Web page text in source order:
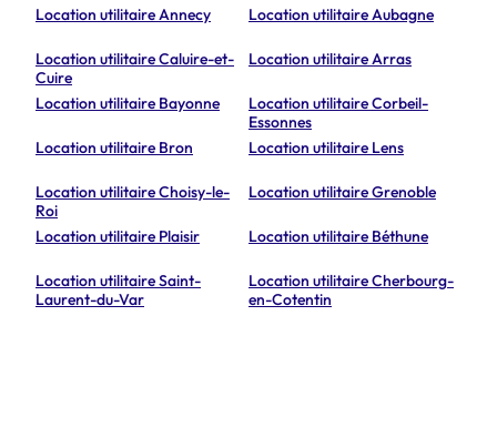
Location utilitaire Annecy
Location utilitaire Aubagne
Location utilitaire Caluire-et-
Cuire
Location utilitaire Arras
Location utilitaire Bayonne
Location utilitaire Corbeil-
Essonnes
Location utilitaire Bron
Location utilitaire Lens
Location utilitaire Choisy-le-
Roi
Location utilitaire Grenoble
Location utilitaire Plaisir Location utilitaire Béthune
Location utilitaire Saint-
Laurent-du-Var
Location utilitaire Cherbourg-
en-Cotentin